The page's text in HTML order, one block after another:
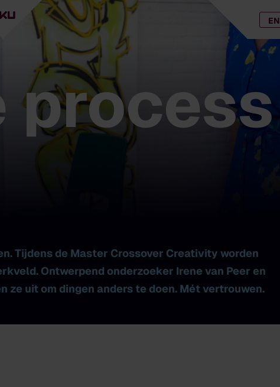
EN
process
Tijdens de Master Crossover Creativity worden
Ontwerpend onderzoeker Irene van Peer en
uit om dingen anders te doen. Mét vertrouwen.